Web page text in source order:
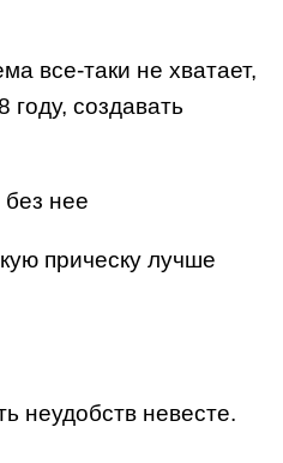
все-таки не хватает,
создавать
прическу лучше
неудобств невесте.